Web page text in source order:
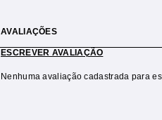
AVALIAÇÕES
ESCREVER AVALIAÇÃO
Nenhuma avaliação cadastrada para